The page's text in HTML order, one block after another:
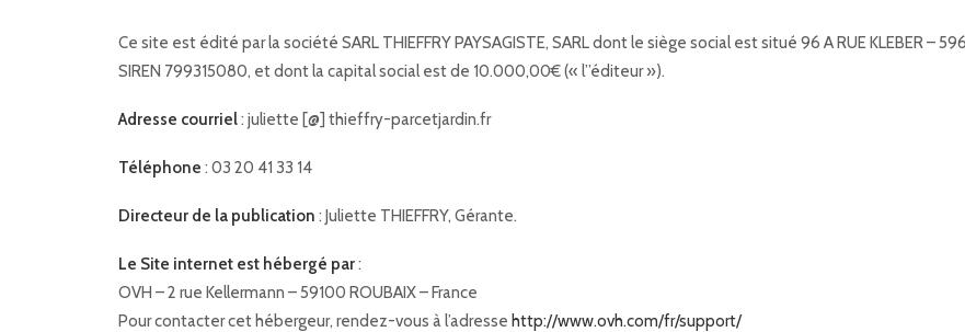
Ce site est édité par la société SARL THIEFFRY PAYSAGISTE, SARL dont le siège social est situé 96 A RUE KLEBER –
SIREN 799315080, et dont la capital social est de 10.000,00€ (« l’’éditeur »).
Adresse courriel: juliette [@] thieffry-parcetjardin.fr
Téléphone : 03 20 41 33 14
Directeur de la publication : Juliette THIEFFRY, Gérante.
Le Site internet est hébergé par:
OVH – 2 rue Kellermann – 59100 ROUBAIX – France
Pour contacter cet hébergeur, rendez-vous à l’adresse http://www.ovh.com/fr/support/